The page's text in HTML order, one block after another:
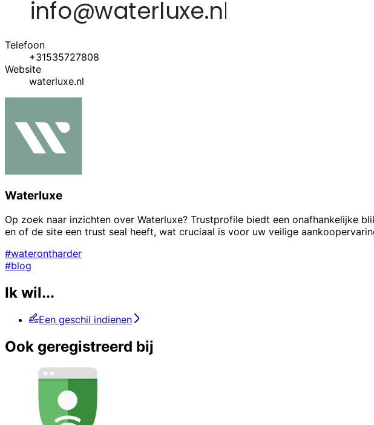
Telefoon
+31535727808
Website
waterluxe.nl
Waterluxe
Op zoek naar inzichten over Waterluxe? Trustprofile biedt een onafhankelijke
en of de site een trust seal heeft, wat cruciaal is voor uw veilige
#waterontharder
#blog
Ik wil...
Een geschil indienen
Ook geregistreerd bij